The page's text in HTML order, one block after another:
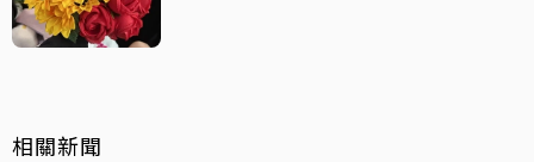
相關新聞